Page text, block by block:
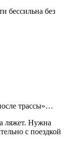
бессильна без
трассы»…
ляжет. Нужна
с поездкой